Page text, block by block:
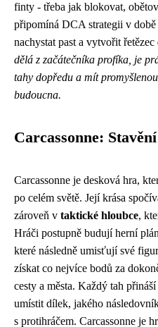
finty - třeba jak blokovat,
připomíná DCA strategii v
nachystat past a vytvořit
dělá z začátečníka profíka, je
tahy dopředu a mít
budoucna.
Carcassonne:
Carcassonne je desková hra,
po celém světě. Její krása
zároveň v taktické hloubce,
Hráči postupně budují herní
které následně umisťují své
získat co nejvíce bodů za
cesty a města. Každý tah
umístit dílek, jakého
s protihráčem. Carcassonne je